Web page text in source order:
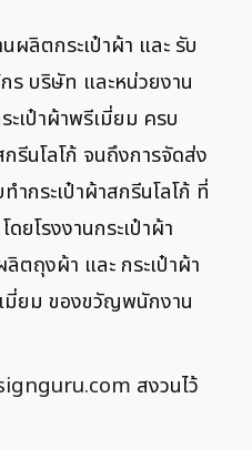
นผลิตกระเป๋าผ้า และ รับ
ร บริษัท และหน่วยงาน
ะเป๋าผ้าพรีเมี่ยม ครบ
รีนโลโก้ จนถึงการจัดส่ง
ำกระเป๋าผ้าสกรีนโลโก้ ที่
โรงงานกระเป๋าผ้า
ตถุงผ้า และ กระเป๋าผ้า
มี่ยม ของขวัญพนักงาน
สงวนไว้